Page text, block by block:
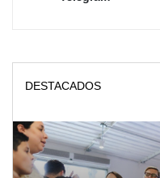
DESTACADOS